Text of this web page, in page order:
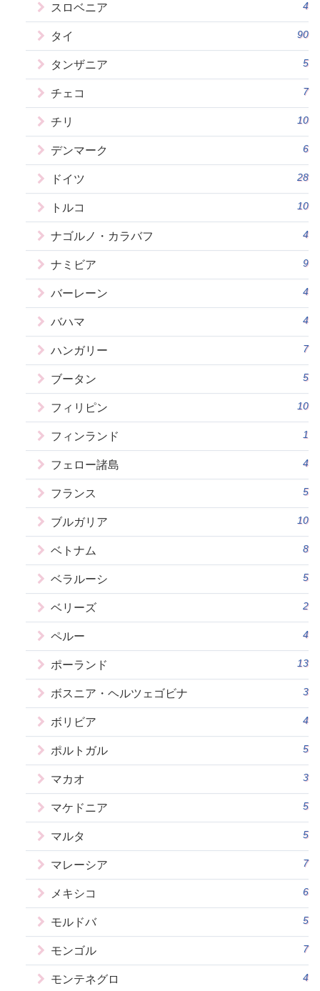
スロベニア 4
タイ 90
タンザニア 5
チェコ 7
チリ 10
デンマーク 6
ドイツ 28
トルコ 10
ナゴルノ・カラバフ 4
ナミビア 9
バーレーン 4
バハマ 4
ハンガリー 7
ブータン 5
フィリピン 10
フィンランド 1
フェロー諸島 4
フランス 5
ブルガリア 10
ベトナム 8
ベラルーシ 5
ベリーズ 2
ペルー 4
ポーランド 13
ボスニア・ヘルツェゴビナ 3
ボリビア 4
ポルトガル 5
マカオ 3
マケドニア 5
マルタ 5
マレーシア 7
メキシコ 6
モルドバ 5
モンゴル 7
モンテネグロ 4